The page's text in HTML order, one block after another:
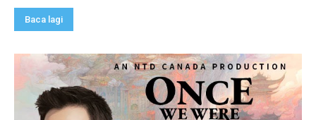
Baca lagi